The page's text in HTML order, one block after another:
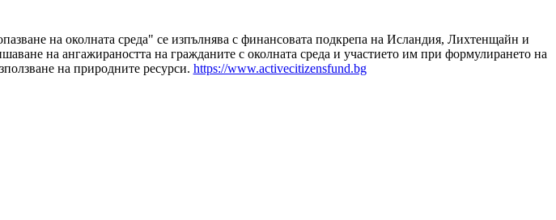
на околната среда" се изпълнява с финансовата подкрепа на Исландия, Лихтенщайн и
на ангажираността на гражданите с околната среда и участието им при формулирането на
на природните ресурси. https://www.activecitizensfund.bg